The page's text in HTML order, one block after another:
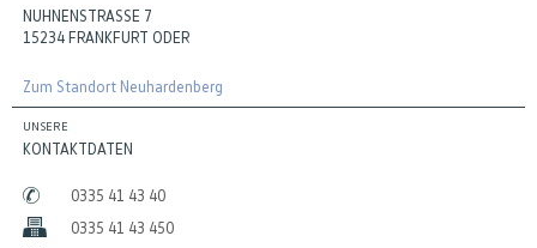
NUHNENSTRASSE 7
15234 FRANKFURT ODER
Zum Standort Neuhardenberg
UNSERE
KONTAKTDATEN
0335 41 43 40
0335 41 43 450